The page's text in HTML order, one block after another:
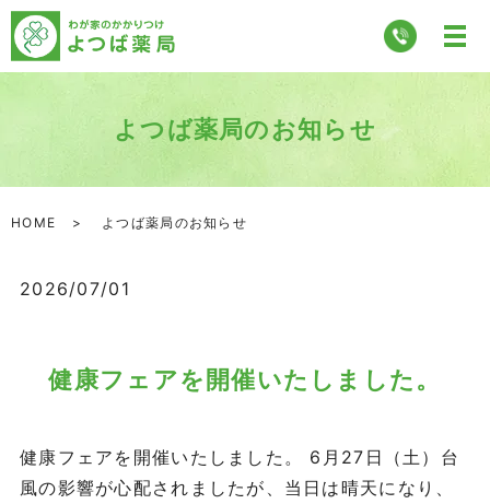
よつば薬局のお知らせ
HOME よつば薬局のお知らせ
2026/07/01
健康フェアを開催いたしました。
健康フェアを開催いたしました。 6月27日（土）台
風の影響が心配されましたが、当日は晴天になり、